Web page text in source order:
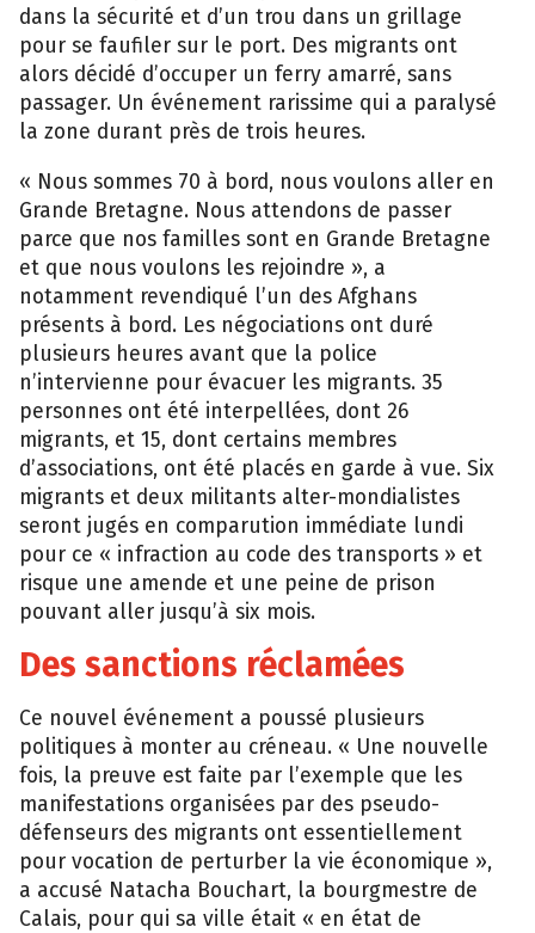
dans la sécurité et d’un trou dans un grillage
pour se faufiler sur le port. Des migrants ont
alors décidé d’occuper un ferry amarré, sans
passager. Un événement rarissime qui a paralysé
la zone durant près de trois heures.
« Nous sommes 70 à bord, nous voulons aller en
Grande Bretagne. Nous attendons de passer
parce que nos familles sont en Grande Bretagne
et que nous voulons les rejoindre », a
notamment revendiqué l’un des Afghans
présents à bord. Les négociations ont duré
plusieurs heures avant que la police
n’intervienne pour évacuer les migrants. 35
personnes ont été interpellées, dont 26
migrants, et 15, dont certains membres
d’associations, ont été placés en garde à vue. Six
migrants et deux militants alter-mondialistes
seront jugés en comparution immédiate lundi
pour ce « infraction au code des transports » et
risque une amende et une peine de prison
pouvant aller jusqu’à six mois.
Des sanctions réclamées
Ce nouvel événement a poussé plusieurs
politiques à monter au créneau. « Une nouvelle
fois, la preuve est faite par l’exemple que les
manifestations organisées par des pseudo-
défenseurs des migrants ont essentiellement
pour vocation de perturber la vie économique »,
a accusé Natacha Bouchart, la bourgmestre de
Calais, pour qui sa ville était « en état de